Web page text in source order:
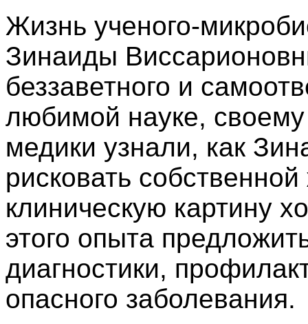
Жизнь ученого-
Зинаиды
беззаветного и
любимой науке,
медики узнали, как
рисковать
клиническую картину
этого опыта
диагностики,
опасного заболевания.